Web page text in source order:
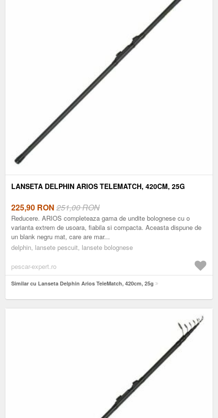
LANSETA DELPHIN ARIOS TELEMATCH, 420CM, 25G
225,90 RON 251,00 RON
Reducere. ARIOS completeaza gama de undite bolognese cu o
varianta extrem de usoara, fiabila si compacta. Aceasta dispune de
un blank negru mat, care are mar...
delphin, lansete pescuit, lansete bolognese
pescar-expert.ro
Similar cu Lanseta Delphin Arios TeleMatch, 420cm, 25g